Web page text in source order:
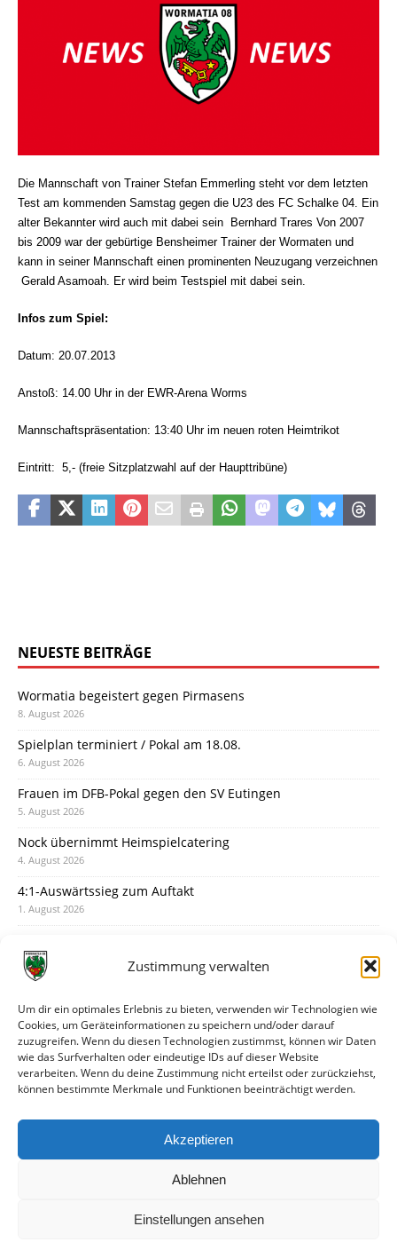
Zustimmung verwalten
Um dir ein optimales Erlebnis zu bieten, verwenden wir Technologien wie
Cookies, um Geräteinformationen zu speichern und/oder darauf
zuzugreifen. Wenn du diesen Technologien zustimmst, können wir Daten
wie das Surfverhalten oder eindeutige IDs auf dieser Website
verarbeiten. Wenn du deine Zustimmung nicht erteilst oder zurückziehst,
können bestimmte Merkmale und Funktionen beeinträchtigt werden.
Akzeptieren
Ablehnen
Einstellungen ansehen
Die Mannschaft von Trainer Stefan Emmerling steht vor dem letzten
Test am kommenden Samstag gegen die U23 des FC Schalke 04. Ein
alter Bekannter wird auch mit dabei sein  Bernhard Trares Von 2007
bis 2009 war der gebürtige Bensheimer Trainer der Wormaten und
kann in seiner Mannschaft einen prominenten Neuzugang verzeichnen
 Gerald Asamoah. Er wird beim Testspiel mit dabei sein.
Infos zum Spiel:
Datum: 20.07.2013
Anstoß: 14.00 Uhr in der EWR-Arena Worms
Mannschaftspräsentation: 13:40 Uhr im neuen roten Heimtrikot
Eintritt:  5,- (freie Sitzplatzwahl auf der Haupttribüne)
NEUESTE BEITRÄGE
Wormatia begeistert gegen Pirmasens
8. August 2026
Spielplan terminiert / Pokal am 18.08.
6. August 2026
Frauen im DFB-Pokal gegen den SV Eutingen
5. August 2026
Nock übernimmt Heimspielcatering
4. August 2026
4:1-Auswärtssieg zum Auftakt
1. August 2026
31. Juli 2026
30. Juli 2026
Deine Spielminute: 89+1
28. Juli 2026
Neuer Rückensponsor
Neue Podcast-Folge: So tickt Björn!
27. Juli 2026